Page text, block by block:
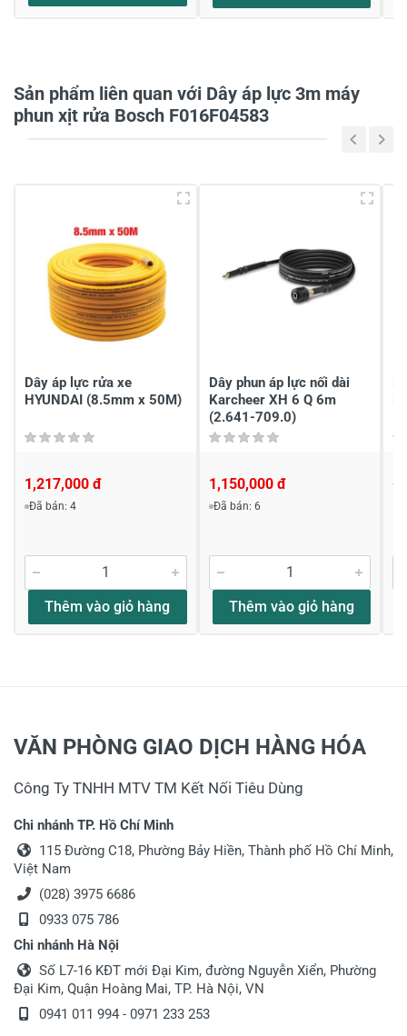
Tiêu đề của nhận xét *
Sản phẩm liên quan với Dây áp lực 3m máy
phun xịt rửa Bosch F016F04583
Dây áp lực rửa xe
HYUNDAI (8.5mm x 50M)
1,217,000 đ
Đã bán: 4
Thêm vào giỏ hàng
Dây phun áp lực nối dài
Karcheer XH 6 Q 6m
(2.641-709.0)
1,150,000 đ
Đã bán: 6
Thêm vào giỏ hàng
VĂN PHÒNG GIAO DỊCH HÀNG HÓA
Công Ty TNHH MTV TM Kết Nối Tiêu Dùng
Chi nhánh TP. Hồ Chí Minh
115 Đường C18, Phường Bảy Hiền, Thành phố Hồ Chí Minh,
Việt Nam
(028) 3975 6686
0933 075 786
Chi nhánh Hà Nội
Số L7-16 KĐT mới Đại Kim, đường Nguyễn Xiển, Phường
Đại Kim, Quận Hoàng Mai, TP. Hà Nội, VN
0941 011 994 - 0971 233 253